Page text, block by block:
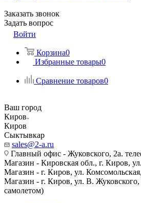
Заказать звонок
Задать вопрос
Войти
Корзина0
Избранные товары0
Сравнение товаров0
Ваш город
Киров
Киров
Сыктывкар
sales@2-a.ru
Главный офис - Жуковского, 2а.
Магазин - Кировская обл., г. Киров,
Магазин - г. Киров, ул.
Магазин - г. Киров, ул. В.
самолетом)